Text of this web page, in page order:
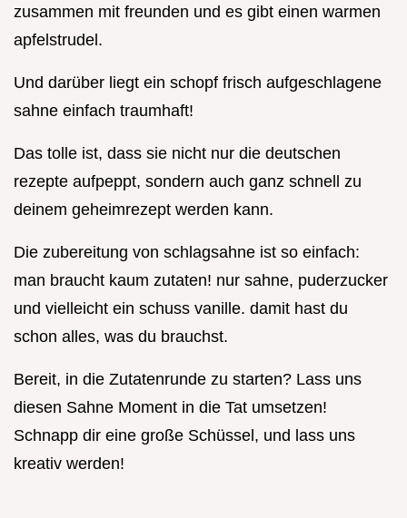
zusammen mit freunden und es gibt einen warmen
apfelstrudel.
Und darüber liegt ein schopf frisch aufgeschlagene
sahne einfach traumhaft!
Das tolle ist, dass sie nicht nur die deutschen
rezepte aufpeppt, sondern auch ganz schnell zu
deinem geheimrezept werden kann.
Die zubereitung von schlagsahne ist so einfach:
man braucht kaum zutaten! nur sahne, puderzucker
und vielleicht ein schuss vanille. damit hast du
schon alles, was du brauchst.
Bereit, in die Zutatenrunde zu starten? Lass uns
diesen Sahne Moment in die Tat umsetzen!
Schnapp dir eine große Schüssel, und lass uns
kreativ werden!